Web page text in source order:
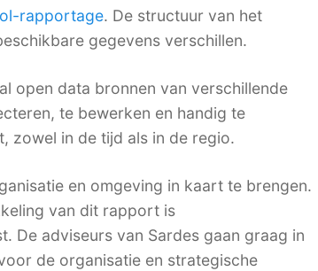
rapportage. De structuur van het
gegevens verschillen.
open data bronnen van verschillende
te bewerken en handig te
zowel in de tijd als in de regio.
en omgeving in kaart te brengen.
van dit rapport is
De adviseurs van Sardes gaan graag in
de organisatie en strategische